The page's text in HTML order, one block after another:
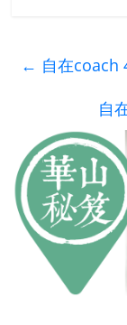
← 自在coach
自